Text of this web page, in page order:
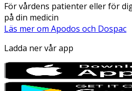
För vårdens patienter eller för
på din medicin
Läs mer om Apodos och Dospac
Ladda ner vår app